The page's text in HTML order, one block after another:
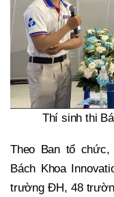
Thí sinh thi
Theo Ban tổ
Bách Khoa
trường ĐH, 48